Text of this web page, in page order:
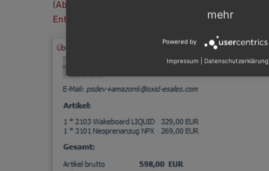
(Abb.: Entschädigungsbetrag eingeben
Entschädigungsbetrag eingeben
, Pos. 3).
mehr
Powered by
Impressum | Datenschutzerklärung